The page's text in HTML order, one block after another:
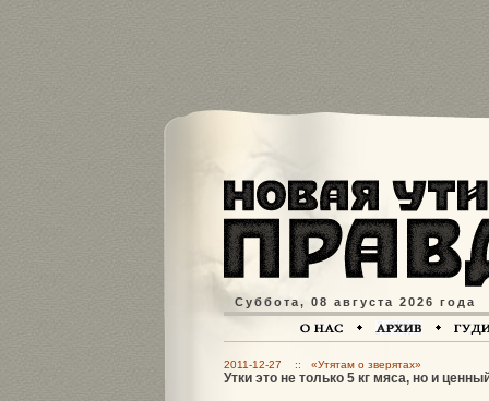
Суббота, 08 августа 2026 года
2011-12-27 :: «Утятам о зверятах»
Утки это не только 5 кг мяса, но и